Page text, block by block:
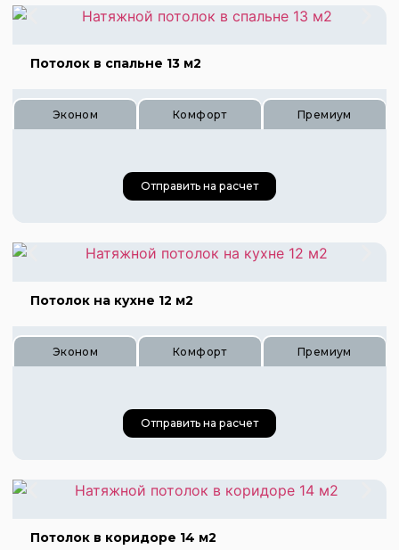
Цена 680 руб.
Цена 1020 руб.
Потолок в спальне 13 м2
Эконом Комфорт Премиум
Цена 585 руб.
Отправить на расчет
Потолок на кухне 12 м2
Эконом Комфорт Премиум
Цена 480 руб.
Цена 960 руб.
Отправить на расчет
Потолок в коридоре 14 м2